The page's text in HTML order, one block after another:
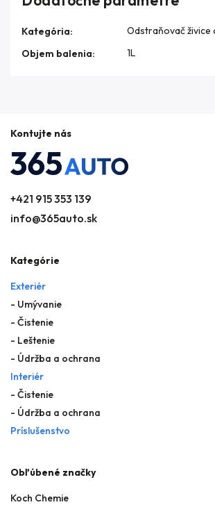
Kategória:
Odstraňovač živice
Objem balenia: 1L
Kontujte nás
+421 915 353 139
info@365auto.sk
Kategórie
Exteriér
- Umývanie
- Čistenie
- Leštenie
- Údržba a ochrana
Interiér
- Čistenie
- Údržba a ochrana
Príslušenstvo
Obľúbené značky
Koch Chemie